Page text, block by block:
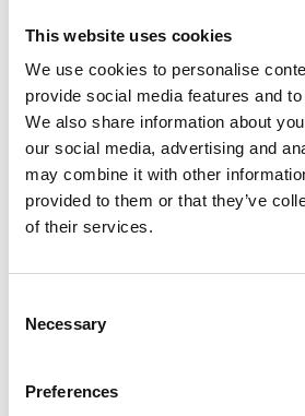
This website uses cookies
We use cookies to personalise
provide social media features and
We also share information about
our social media, advertising and
may combine it with other
provided to them or that they’ve
of their services.
Selection
Necessary
Preferences